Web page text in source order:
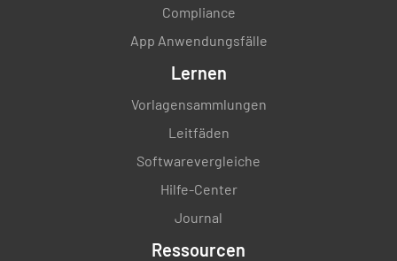
Compliance
App Anwendungsfälle
Lernen
Vorlagensammlungen
Leitfäden
Softwarevergleiche
Hilfe-Center
Journal
Ressourcen